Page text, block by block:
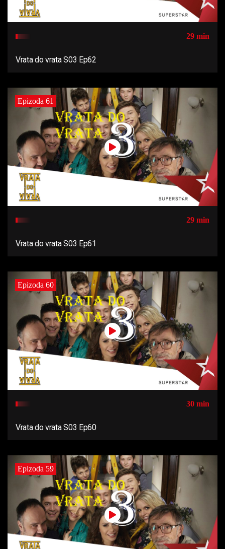
29 min
Vrata do vrata S03 Ep62
Epizoda 61
29 min
Vrata do vrata S03 Ep61
Epizoda 60
30 min
Vrata do vrata S03 Ep60
Epizoda 59